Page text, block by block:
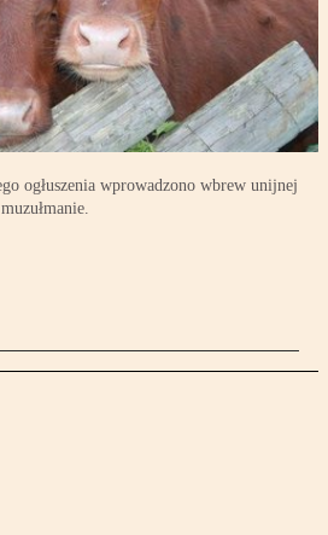
ogłuszenia wprowadzono wbrew unijnej